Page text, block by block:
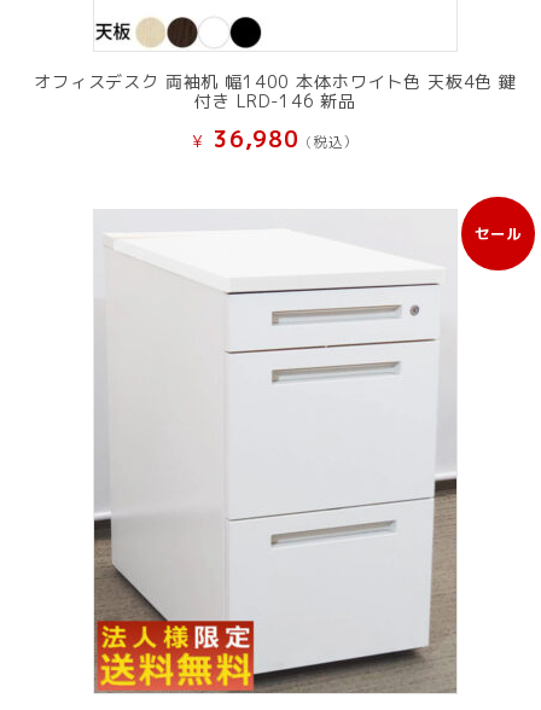
オフィスデスク 両袖机 幅1400 本体ホワイト色 天板4色 鍵
付き LRD-146 新品
¥ 36,980 (税込）
セール
販
売